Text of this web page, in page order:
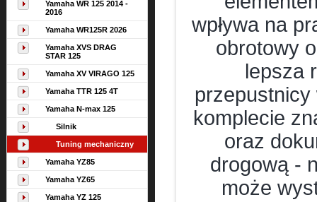
Yamaha WR 125 2014 -
2016
Yamaha WR125R 2026
Yamaha XVS DRAG
STAR 125
Yamaha XV VIRAGO 125
Yamaha TTR 125 4T
Yamaha N-max 125
Silnik
Tuning mechaniczny
Yamaha YZ85
Yamaha YZ65
Yamaha YZ 125
wpływa na
obrotowy
lepsza
przepustnicy
komplecie
oraz
drogową -
może